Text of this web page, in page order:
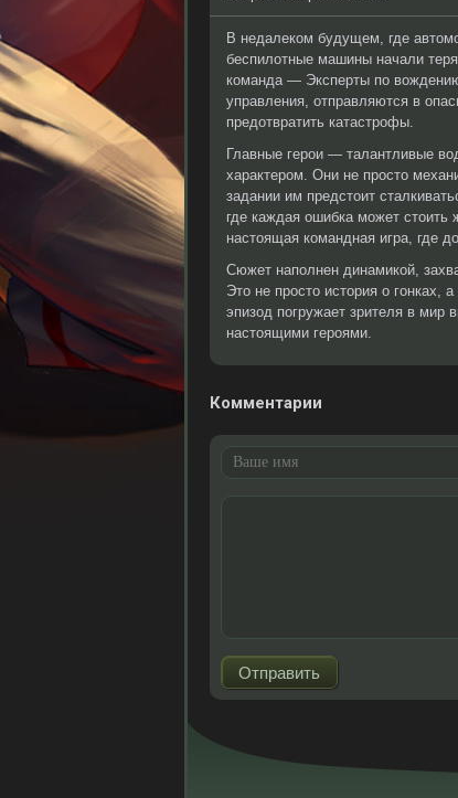
В недалеком будущем, где
беспилотные машины начали
команда — Эксперты по
управления, отправляются в
предотвратить катастрофы.
Главные герои — талантливые
характером. Они не просто
задании им предстоит
где каждая ошибка может
настоящая командная игра, где
Сюжет наполнен динамикой,
Это не просто история о гонках,
эпизод погружает зрителя в мир
настоящими героями.
Комментарии